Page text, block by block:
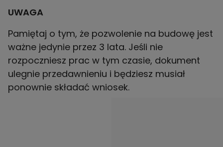
UWAGA
Pamiętaj o tym, że pozwolenie na budowę jest
ważne jedynie przez 3 lata. Jeśli nie
rozpoczniesz prac w tym czasie, dokument
ulegnie przedawnieniu i będziesz musiał
ponownie składać wniosek.